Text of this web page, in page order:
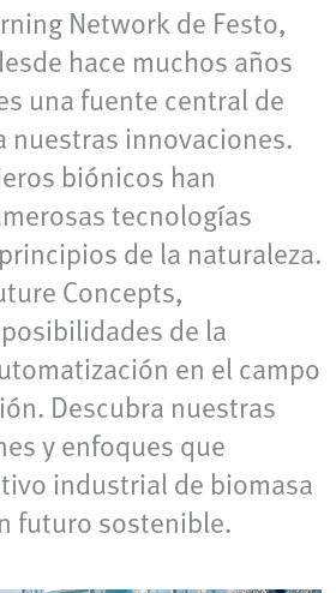
Network de Festo,
hace muchos años
una fuente central de
nuestras innovaciones.
biónicos han
tecnologías
de la naturaleza.
Concepts,
de la
en el campo
Descubra nuestras
y enfoques que
industrial de biomasa
futuro sostenible.